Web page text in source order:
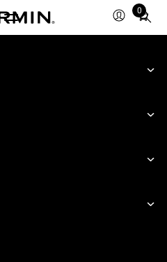
0
Total
items
cart: